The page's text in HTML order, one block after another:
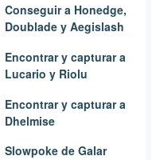
Conseguir a Honedge,
Doublade y Aegislash
Encontrar y capturar a
Lucario y Riolu
Encontrar y capturar a
Dhelmise
Slowpoke de Galar